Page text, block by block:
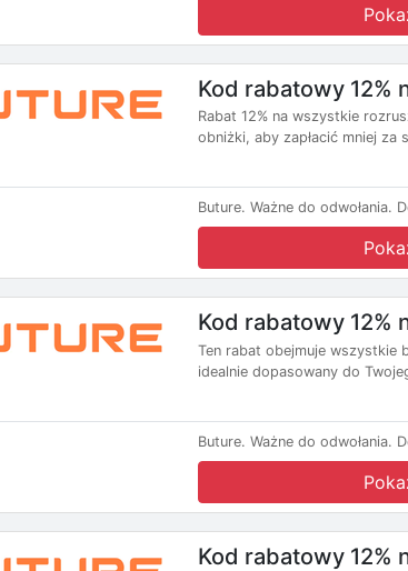
Kod rabatowy 12%
Rabat 12% na wszystkie
obniżki, aby zapłacić mniej za
Buture. Ważne do odwołania.
Kod rabatowy
Ten rabat obejmuje wszystkie
idealnie dopasowany do
Buture. Ważne do odwołania.
Kod rabatowy 12%